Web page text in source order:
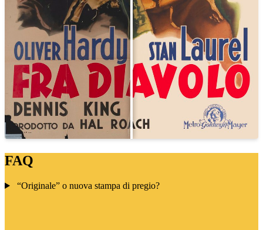
FAQ
“Originale” o nuova stampa di pregio?